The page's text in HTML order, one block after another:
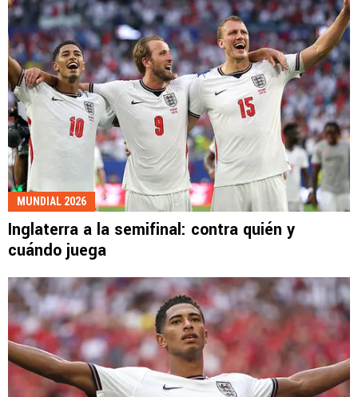
MUNDIAL 2026
Inglaterra a la semifinal: contra quién y
cuándo juega